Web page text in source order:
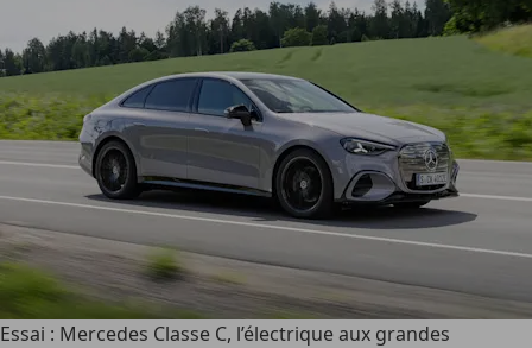
Essai : Mercedes Classe C, l’électrique aux grandes